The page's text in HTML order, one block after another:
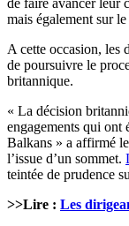
de faire avancer leur
mais également sur
A cette occasion, les
de poursuivre le
britannique.
« La décision
engagements qui ont
Balkans » a affirmé
l’issue d’un sommet.
teintée de prudence
>>Lire : Les